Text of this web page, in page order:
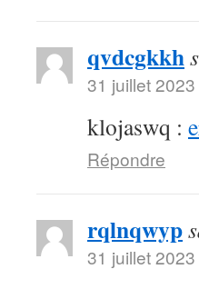
qvdcgkkh
31 juillet
klojaswq :
Répondre
rqlnqwyp
31 juillet